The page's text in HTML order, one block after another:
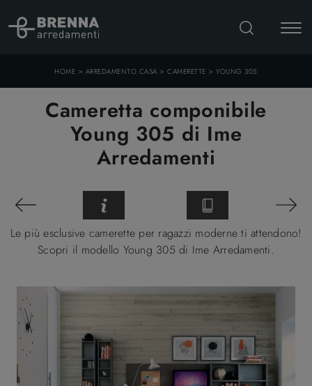
HOME > ARREDAMENTO CASA >CAMERETTE >YOUNG 305
Cameretta componibile
Young 305 di Ime
Arredamenti
Le più esclusive camerette per ragazzi moderne ti attendono!
Scopri il modello Young 305 di Ime Arredamenti.